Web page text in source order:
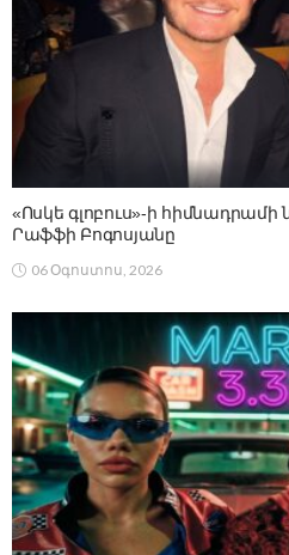
«Ոսկե գլոբուս»-ի
Րաֆֆի Բոգոսյանը
06 Օգոստոս, 2026